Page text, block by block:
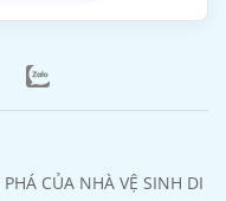
CỦA NHÀ VỆ SINH DI